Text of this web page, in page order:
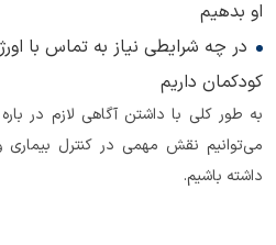
او بدهیم
در چه شرایطی نیاز به تماس با
کودکمان داریم
به طور کلی با داشتن آگاهی لازم در
می‌توانیم نقش مهمی در کنترل بیماری
داشته باشیم.